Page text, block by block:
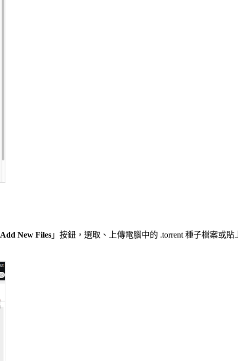
Add New Files 」按鈕，選取、上傳電腦中的 .torrent 種子檔案或貼